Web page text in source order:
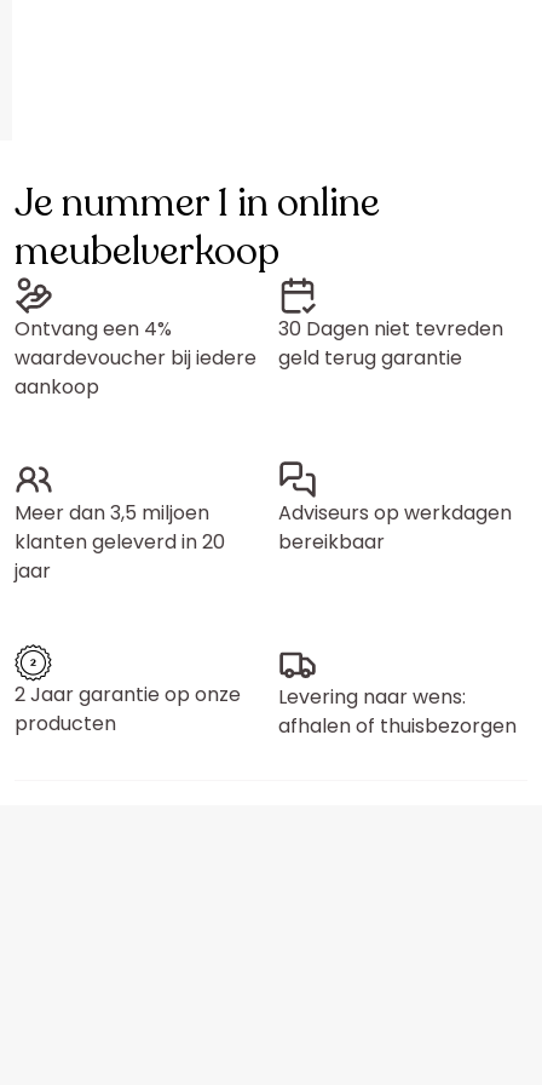
Je nummer 1 in online
meubelverkoop
Ontvang een 4%
waardevoucher bij iedere
aankoop
30 Dagen niet tevreden
geld terug garantie
Meer dan 3,5 miljoen
klanten geleverd in 20
jaar
Adviseurs op werkdagen
bereikbaar
2 Jaar garantie op onze
producten
Levering naar wens:
afhalen of thuisbezorgen